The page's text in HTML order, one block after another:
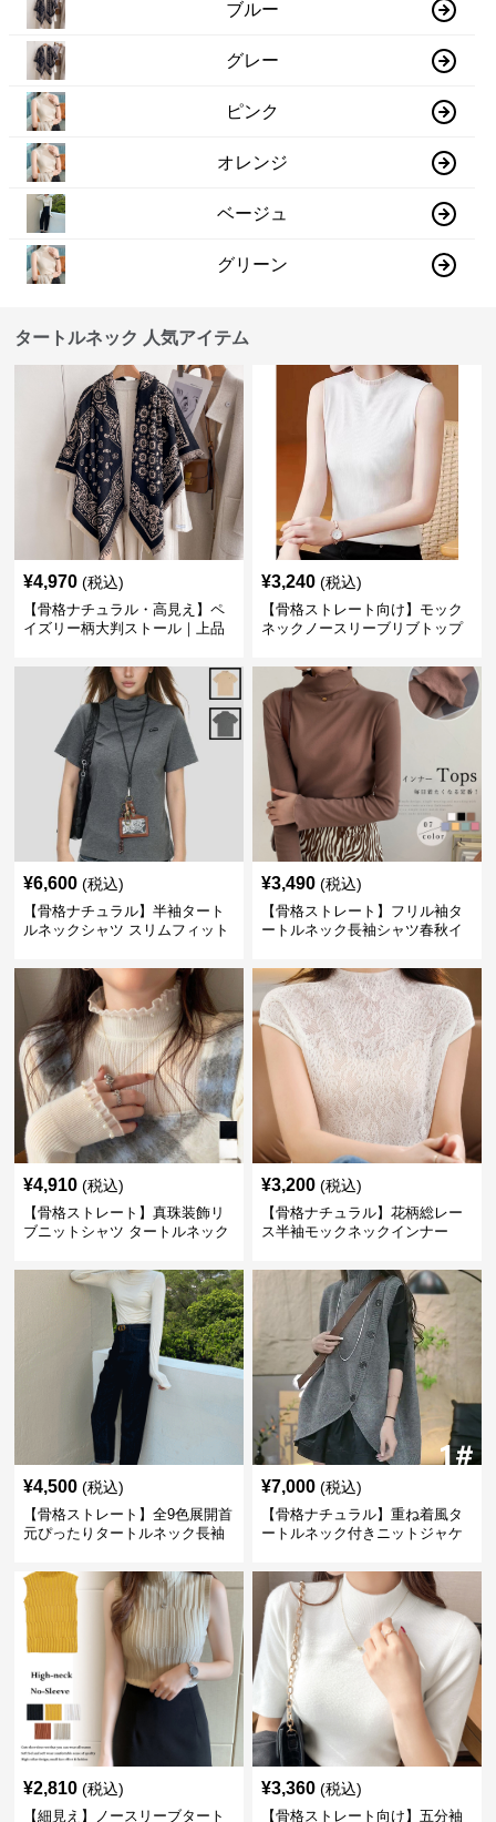
ブルー
グレー
ピンク
オレンジ
ベージュ
グリーン
タートルネック 人気アイテム
¥4,970 (税込)
【骨格ナチュラル・高見え】ペ
イズリー柄大判ストール｜上品
¥3,240 (税込)
【骨格ストレート向け】モック
ネックノースリーブリブトップ
¥6,600 (税込)
【骨格ナチュラル】半袖タート
ルネックシャツ スリムフィット
¥3,490 (税込)
【骨格ストレート】フリル袖タ
ートルネック長袖シャツ春秋イ
¥4,910 (税込)
【骨格ストレート】真珠装飾リ
ブニットシャツ タートルネック
¥3,200 (税込)
【骨格ナチュラル】花柄総レー
ス半袖モックネックインナー
¥4,500 (税込)
【骨格ストレート】全9色展開首
元ぴったりタートルネック長袖
¥7,000 (税込)
【骨格ナチュラル】重ね着風タ
ートルネック付きニットジャケ
¥2,810 (税込)
【細見え】ノースリーブタート
¥3,360 (税込)
【骨格ストレート向け】五分袖